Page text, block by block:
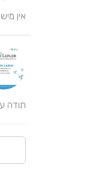
אין
תודה